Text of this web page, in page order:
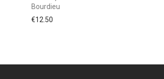
Bourdieu
€12.50